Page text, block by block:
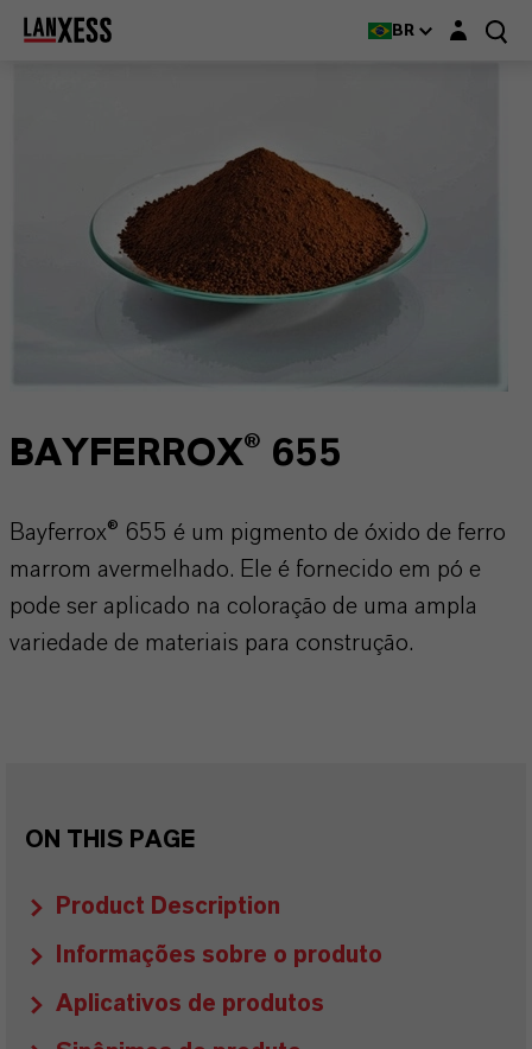
BR Login layer
BAYFERROX® 655
Bayferrox® 655 é um pigmento de óxido de ferro
marrom avermelhado. Ele é fornecido em pó e
pode ser aplicado na coloração de uma ampla
variedade de materiais para construção.
ON THIS PAGE
Product Description
Informações sobre o produto
Aplicativos de produtos